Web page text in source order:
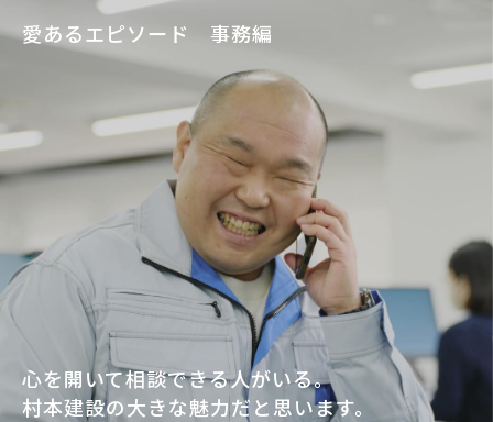
愛あるエピソード 事務編
心を開いて相談できる人がいる。
村本建設の大きな魅力だと思います。